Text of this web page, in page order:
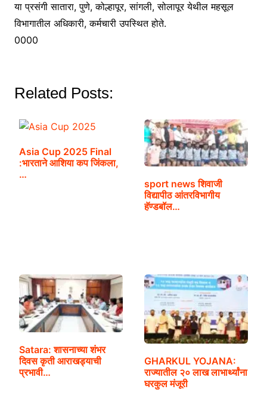
या प्रसंगी सातारा, पुणे, कोल्हापूर, सांगली, सोलापूर येथील महसूल
विभागातील अधिकारी, कर्मचारी उपस्थित होते.
0000
Related Posts:
Asia Cup 2025 Final
:भारताने आशिया कप जिंकला,
…
sport news शिवाजी
विद्यापीठ आंतरविभागीय
हॅण्डबॉल…
Satara: शासनाच्या शंभर
दिवस कृती आराखड्याची
प्रभावी…
GHARKUL YOJANA:
राज्यातील २० लाख लाभार्थ्यांना
घरकुल मंजूरी